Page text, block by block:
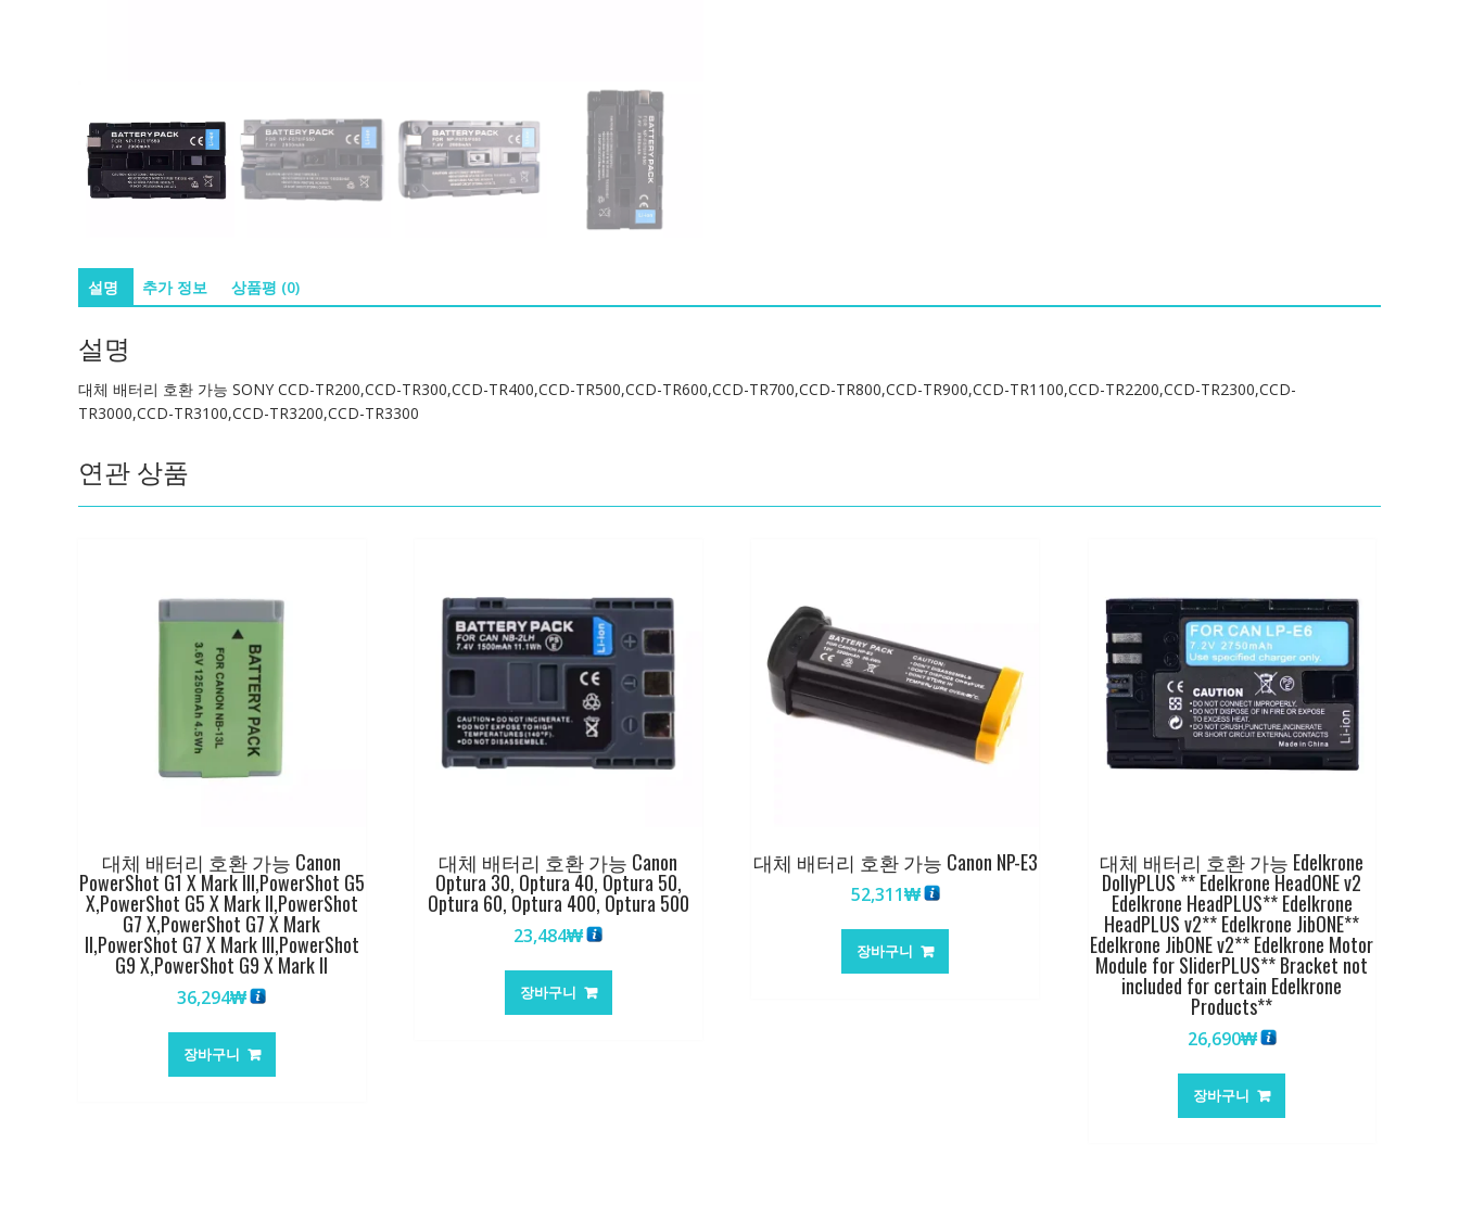
TR900,CCD-
TR3000,CCD-
설명 추가 정보 상품평 (0)
설명
대체 배터리 호환 가능 SONY CCD-TR200,CCD-TR300,CCD-TR400,CCD-TR500,CCD-TR600,CCD-TR700,CCD-TR800,CCD-TR900,CCD-TR1100,CCD-TR2200,CCD-TR2300,CCD-
TR3000,CCD-TR3100,CCD-TR3200,CCD-TR3300
연관 상품
대체 배터리 호환 가능 Canon
PowerShot G1 X Mark III,PowerShot G5
X,PowerShot G5 X Mark II,PowerShot
G7 X,PowerShot G7 X Mark
II,PowerShot G7 X Mark III,PowerShot
G9 X,PowerShot G9 X Mark II
36,294₩
장바구니
대체 배터리 호환 가능 Canon
Optura 30, Optura 40, Optura 50,
Optura 60, Optura 400, Optura 500
23,484₩
장바구니
대체 배터리 호환 가능 Canon NP-E3
52,311₩
장바구니
대체 배터리 호환 가능 Edelkrone
DollyPLUS ** Edelkrone HeadONE v2
Edelkrone HeadPLUS** Edelkrone
HeadPLUS v2** Edelkrone JibONE**
Edelkrone JibONE v2** Edelkrone Motor
Module for SliderPLUS** Bracket not
included for certain Edelkrone
Products**
26,690₩
장바구니